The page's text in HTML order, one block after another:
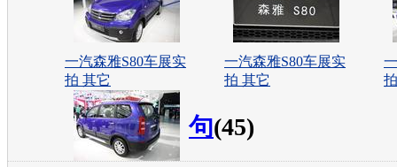
一汽森雅S80车展实
拍 其它
一汽森雅S80车展实
拍 其它
句(45)